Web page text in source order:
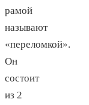
рамой
называют
«переломкой».
Он
состоит
из 2